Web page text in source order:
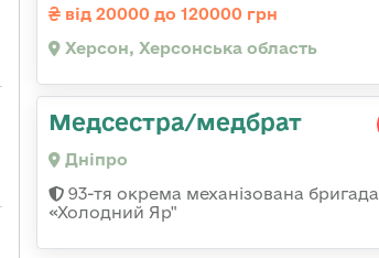
від 20000 до 120000 грн
Херсон, Херсонська область
Медсестра/медбрат
Дніпро
93-тя окрема механізована бригада
«Холодний Яр"